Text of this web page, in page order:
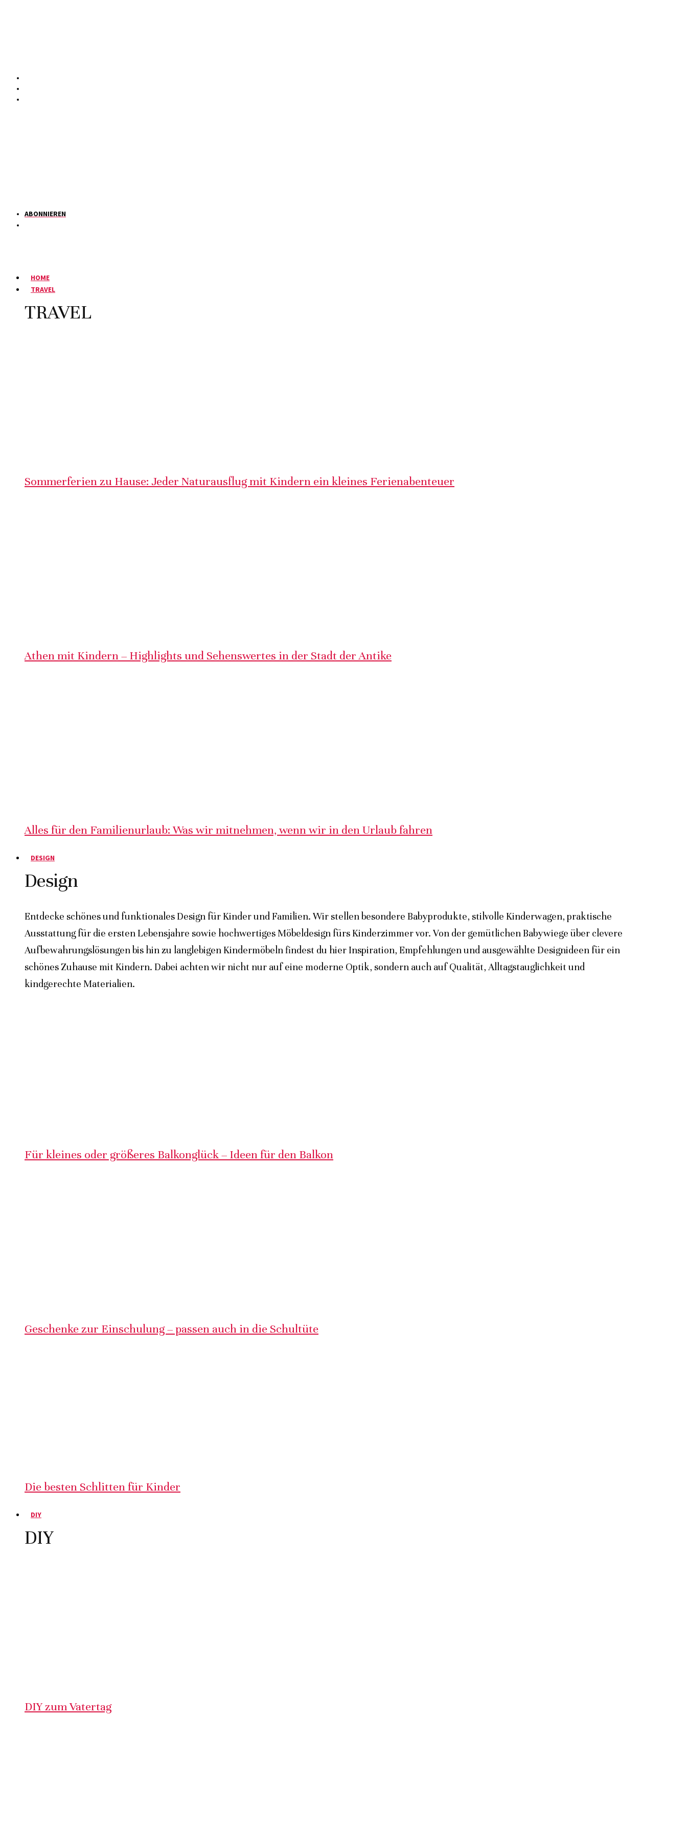
ABONNIEREN
HOME
TRAVEL
TRAVEL
Sommerferien zu Hause: Jeder Naturausflug mit Kindern ein kleines Ferienabenteuer
Athen mit Kindern – Highlights und Sehenswertes in der Stadt der Antike
Alles für den Familienurlaub: Was wir mitnehmen, wenn wir in den Urlaub fahren
DESIGN
Design
Entdecke schönes und funktionales Design für Kinder und Familien. Wir stellen besondere Babyprodukte, stilvolle Kinderwagen, praktische
Ausstattung für die ersten Lebensjahre sowie hochwertiges Möbeldesign fürs Kinderzimmer vor. Von der gemütlichen Babywiege über clevere
Aufbewahrungslösungen bis hin zu langlebigen Kindermöbeln findest du hier Inspiration, Empfehlungen und ausgewählte Designideen für ein
schönes Zuhause mit Kindern. Dabei achten wir nicht nur auf eine moderne Optik, sondern auch auf Qualität, Alltagstauglichkeit und
kindgerechte Materialien.
Für kleines oder größeres Balkonglück – Ideen für den Balkon
Geschenke zur Einschulung – passen auch in die Schultüte
Die besten Schlitten für Kinder
DIY
DIY
DIY zum Vatertag